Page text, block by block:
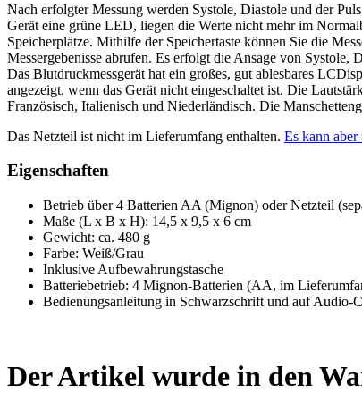
Nach erfolgter Messung werden Systole, Diastole und der
Gerät eine grüne LED, liegen die Werte nicht mehr im
Speicherplätze. Mithilfe der Speichertaste können Sie die
Messergebenisse abrufen. Es erfolgt die Ansage von Systole,
Das Blutdruckmessgerät hat ein großes, gut ablesbares
angezeigt, wenn das Gerät nicht eingeschaltet ist. Die
Französisch, Italienisch und Niederländisch. Die
Das Netzteil ist nicht im Lieferumfang enthalten. Es kann
Eigenschaften
Betrieb über 4 Batterien AA (Mignon) oder Netzteil
Maße (L x B x H): 14,5 x 9,5 x 6 cm
Gewicht: ca. 480 g
Farbe: Weiß/Grau
Inklusive Aufbewahrungstasche
Batteriebetrieb: 4 Mignon-Batterien (AA, im
Bedienungsanleitung in Schwarzschrift und auf Audio-
Der Artikel wurde in den